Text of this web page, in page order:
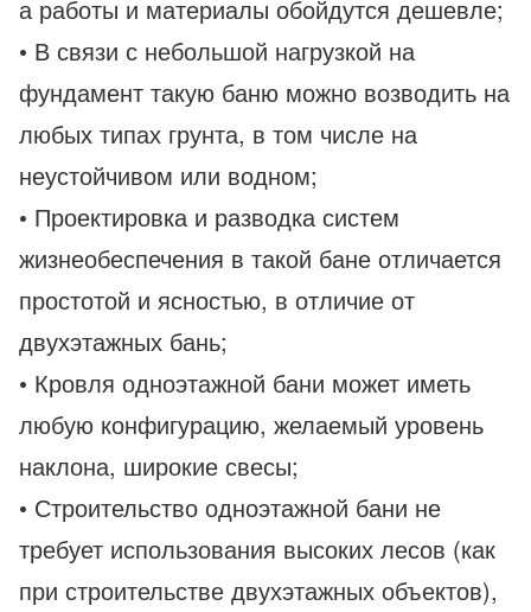
а работы и материалы обойдутся дешевле;
• В связи с небольшой нагрузкой на
фундамент такую баню можно возводить на
любых типах грунта, в том числе на
неустойчивом или водном;
• Проектировка и разводка систем
жизнеобеспечения в такой бане отличается
простотой и ясностью, в отличие от
двухэтажных бань;
• Кровля одноэтажной бани может иметь
любую конфигурацию, желаемый уровень
наклона, широкие свесы;
• Строительство одноэтажной бани не
требует использования высоких лесов (как
при строительстве двухэтажных объектов),